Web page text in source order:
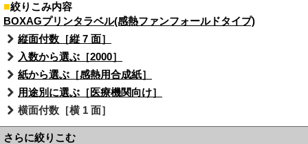
■絞りこみ内容
BOXAGプリンタラベル(感熱ファンフォールドタイプ)
縦面付数［縦 7 面］
入数から選ぶ［2000］
紙から選ぶ［感熱用合成紙］
用途別に選ぶ［医療機関向け］
横面付数［横 1 面］
さらに絞りこむ